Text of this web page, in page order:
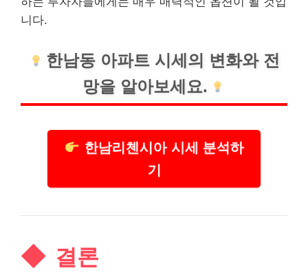
니다.
한남동 아파트 시세의 변화와 전
망을 알아보세요.
한남리첸시아 시세 분석하
기
결론